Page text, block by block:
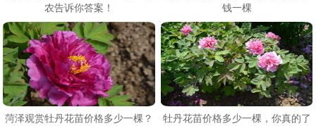
农告诉你答案！
钱一棵
菏泽观赏牡丹花苗价格多少一棵？
牡丹花苗价格多少一棵，你真的了